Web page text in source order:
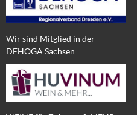
Wir sind Mitglied in der
DEHOGA Sachsen